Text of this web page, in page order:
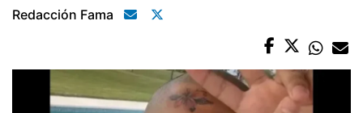
Redacción Fama